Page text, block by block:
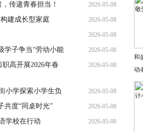
传递青春担当！ 2026-05-08
建成长型家庭 2026-05-08
2026-05-08
学子争当“劳动小能
2026-05-08
高开展2026年春
2026-05-08
小学探索小学生负
2026-05-08
共度“同桌时光” 2026-05-08
学校在行动 2026-05-08
和
动